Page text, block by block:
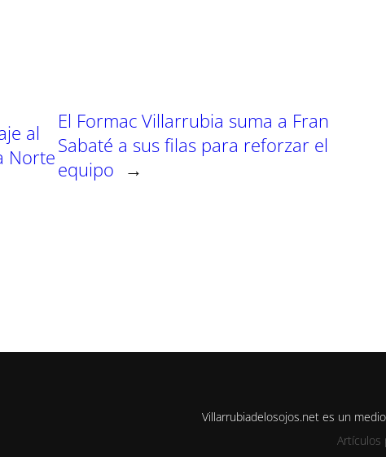
al
Norte
El Formac Villarrubia suma a Fran
Sabaté a sus filas para reforzar el
equipo →
Villarrubiadelosojos.net es un
Artículos